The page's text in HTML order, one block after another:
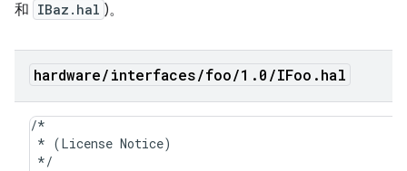
和 IBaz.hal )。
hardware/interfaces/foo/1 .0/IFoo .hal
/*
* (License Notice)
*/